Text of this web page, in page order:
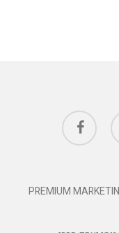
facebook
PREMIUM